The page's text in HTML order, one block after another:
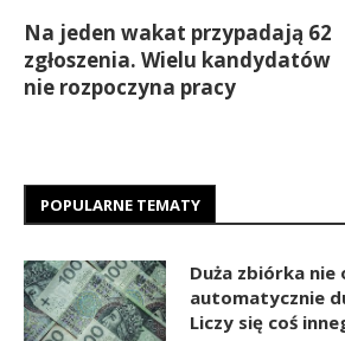
Na jeden wakat przypadają 62
zgłoszenia. Wielu kandydatów
nie rozpoczyna pracy
POPULARNE TEMATY
Duża zbiórka nie
automatycznie
Liczy się coś